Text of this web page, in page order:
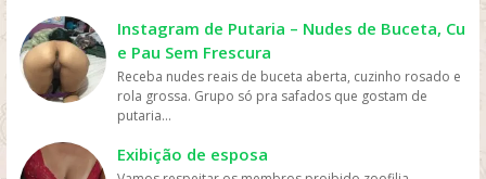
cinema ou comprar DVDs, tornando mais fácil para as
pessoas assistirem filmes sem gastar muito dinheiro.
Personalização: os serviços de streaming geralmente
oferecem recomendações personalizadas com base
nos gostos dos usuários, permitindo que eles
descubram novos filmes e programas que possam
filmes online. Em resumo, os filmes são mais assistidos
Instagram de Putaria – Nudes de Buceta, Cu
e Pau Sem Frescura
Receba nudes reais de buceta aberta, cuzinho rosado e
rola grossa. Grupo só pra safados que gostam de
putaria...
Exibição de esposa